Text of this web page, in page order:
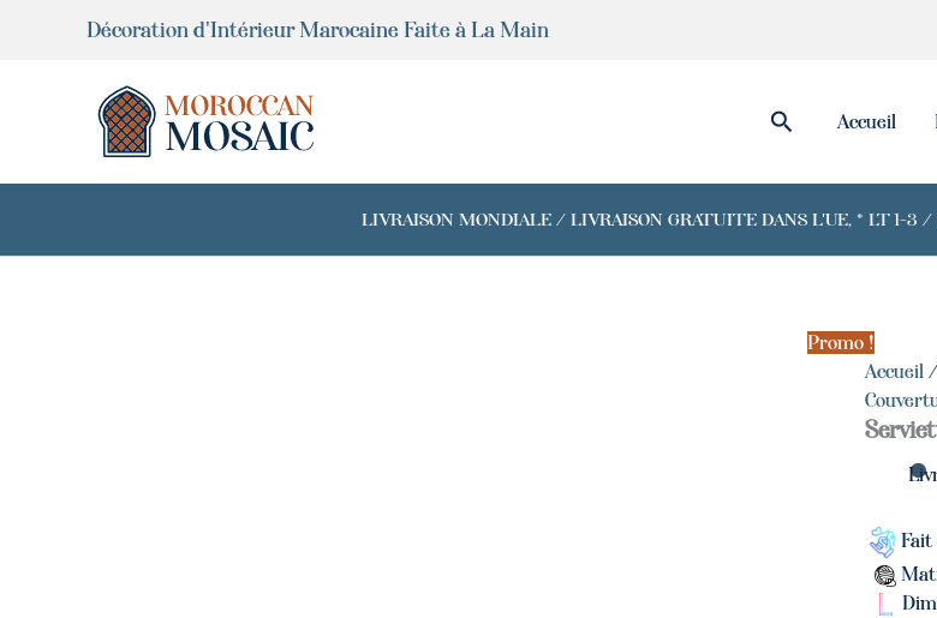
Décoration d'Intérieur Marocaine Faite à La Main
Rechercher
Accueil
LIVRAISON MONDIALE / LIVRAISON GRATUITE DANS L'UE, * LT 1-3 /
Promo !
Accueil /
Fait
Towel